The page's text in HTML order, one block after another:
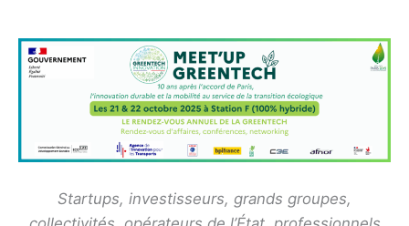
Startups, investisseurs, grands groupes,